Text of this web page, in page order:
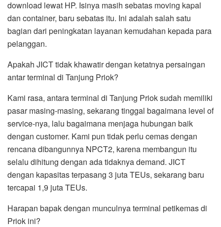
download lewat HP. Isinya masih sebatas moving kapal
dan container, baru sebatas itu. Ini adalah salah satu
bagian dari peningkatan layanan kemudahan kepada para
pelanggan.
Apakah JICT tidak khawatir dengan ketatnya persaingan
antar terminal di Tanjung Priok?
Kami rasa, antara terminal di Tanjung Priok sudah memiliki
pasar masing-masing, sekarang tinggal bagaimana level of
service-nya, lalu bagaimana menjaga hubungan baik
dengan customer. Kami pun tidak perlu cemas dengan
rencana dibangunnya NPCT2, karena membangun itu
selalu dihitung dengan ada tidaknya demand. JICT
dengan kapasitas terpasang 3 juta TEUs, sekarang baru
tercapai 1,9 juta TEUs.
Harapan bapak dengan munculnya terminal petikemas di
Priok ini?